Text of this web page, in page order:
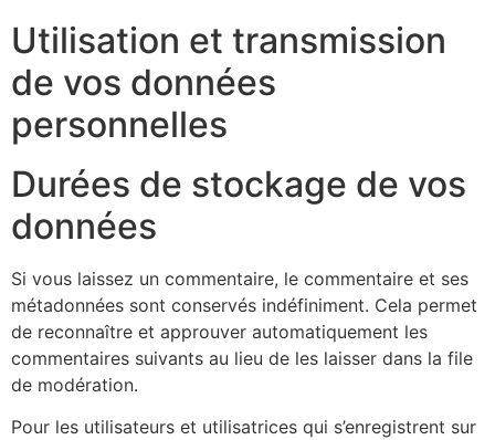
Utilisation et transmission
de vos données
personnelles
Durées de stockage de vos
données
Si vous laissez un commentaire, le commentaire et ses
métadonnées sont conservés indéfiniment. Cela permet
de reconnaître et approuver automatiquement les
commentaires suivants au lieu de les laisser dans la file
de modération.
Pour les utilisateurs et utilisatrices qui s’enregistrent sur